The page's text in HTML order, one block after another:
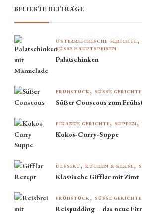
BELIEBTE BEITRÄGE
ÖSTERREICHISCHE GERICHTE
SÜSSE HAUPTSPEISEN
Palatschinken
FRÜHSTÜCK SÜSSE GERICHTE
Süßer Couscous zum
PIKANTE GERICHTE SUPPEN
Kokos-Curry-Suppe
DESSERT KUCHEN & KEKSE
Klassische Gifflar mit Zimt
FRÜHSTÜCK SÜSSE GERICHTE
Reispudding – das neue